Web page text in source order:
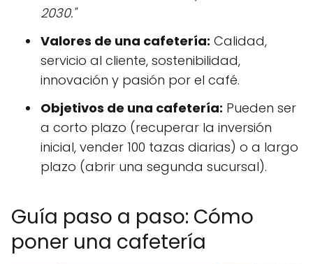
2030."
Valores de una cafetería: Calidad,
servicio al cliente, sostenibilidad,
innovación y pasión por el café.
Objetivos de una cafetería: Pueden ser
a corto plazo (recuperar la inversión
inicial, vender 100 tazas diarias) o a largo
plazo (abrir una segunda sucursal).
Guía paso a paso: Cómo
poner una cafetería